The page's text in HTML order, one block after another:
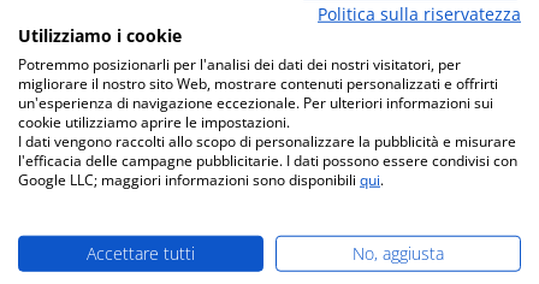
Aggiungi alla lista desideri
Domanda sul prodotto
originale pietra laterale a sinistra anteriore per stufa a
legna Oranier Rota 2.0 Oranier Rota 2.0 pietra laterale a
Politica sulla riservatezza
Utilizziamo i cookie
Potremmo posizionarli per l'analisi dei dati dei nostri visitatori, per
migliorare il nostro sito Web, mostrare contenuti personalizzati e offrirti
un'esperienza di navigazione eccezionale. Per ulteriori informazioni sui
cookie utilizziamo aprire le impostazioni.
I dati vengono raccolti allo scopo di personalizzare la pubblicità e misurare
l'efficacia delle campagne pubblicitarie. I dati possono essere condivisi con
Google LLC; maggiori informazioni sono disponibili qui.
Accettare tutti No, aggiusta